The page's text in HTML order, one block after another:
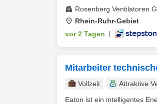
Rosenberg Ventilatoren
Rhein-Ruhr-Gebiet
vor 2 Tagen
Mitarbeiter
Vollzeit
Attraktive
Eaton ist ein intelligentes